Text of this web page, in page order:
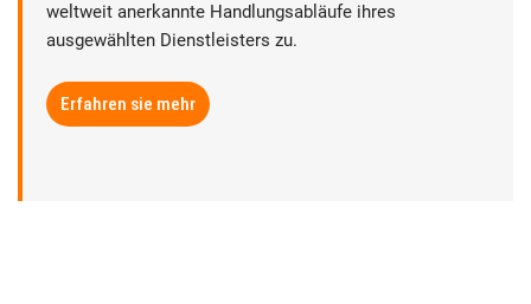
weltweit anerkannte Handlungsabläufe ihres
ausgewählten Dienstleisters zu.
Erfahren sie mehr